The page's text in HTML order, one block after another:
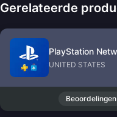
Gerelateerde
UNITED STATES
Beoordelingen